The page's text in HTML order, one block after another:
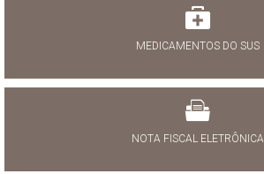
MEDICAMENTOS DO SUS
NOTA FISCAL ELETRÔNICA